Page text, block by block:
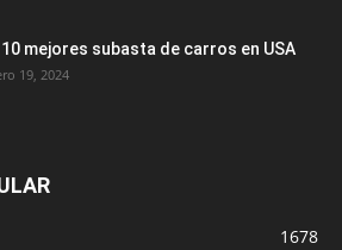
10 mejores subasta de carros en USA
19, 2024
1678